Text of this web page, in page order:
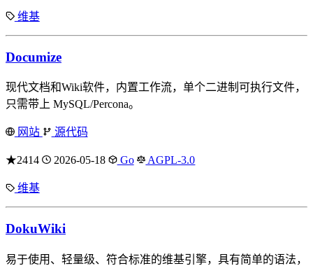
维基
Documize
现代文档和Wiki软件，内置工作流，单个二进制可执行文件，
只需带上 MySQL/Percona。
网站 源代码
★2414 2026-05-18 Go AGPL-3.0
维基
DokuWiki
易于使用、轻量级、符合标准的维基引擎，具有简单的语法，